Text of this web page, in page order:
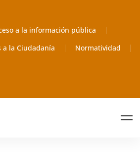
a la información pública
a la Ciudadanía
Normatividad